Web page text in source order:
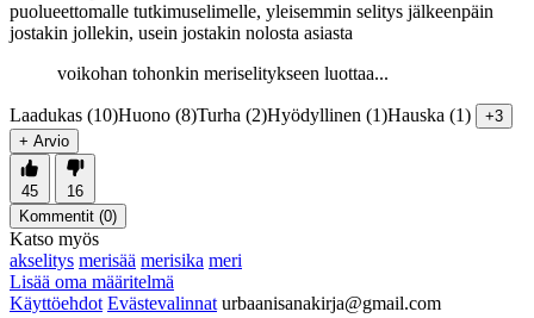
puolueettomalle tutkimuselimelle, yleisemmin selitys jälkeenpäin
jostakin jollekin, usein jostakin nolosta asiasta
voikohan tohonkin meriselitykseen luottaa...
Laadukas (10)Huono (8)Turha (2)Hyödyllinen (1)Hauska (1)
+3
+ Arvio
45
16
Kommentit (0)
Katso myös
akselitys merisää merisika meri
Lisää oma määritelmä
Käyttöehdot Evästevalinnat urbaanisanakirja@gmail.com